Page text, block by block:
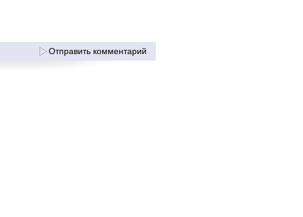
Отправить комментарий